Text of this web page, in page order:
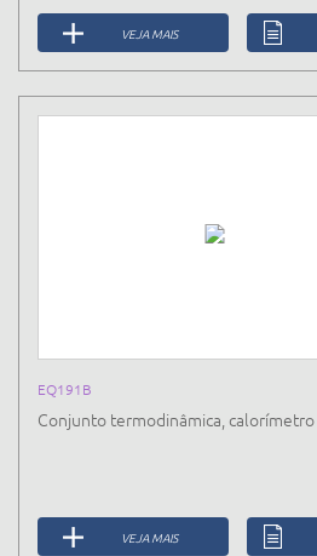
VEJA MAIS
EQ191B
Conjunto termodinâmica, calorímetro
VEJA MAIS